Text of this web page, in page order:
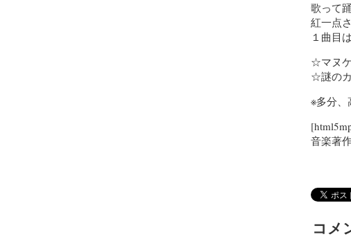
歌って
紅一点
１曲目
☆マヌ
☆謎の
※多分、
音楽著
コメ